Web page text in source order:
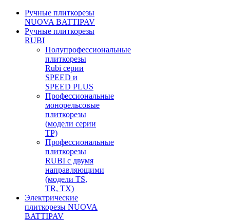
Ручные плиткорезы
NUOVA BATTIPAV
Ручные плиткорезы
RUBI
Полупрофессиональные
плиткорезы
Rubi серии
SPEED и
SPEED PLUS
Профессиональные
монорельсовые
плиткорезы
(модели серии
TP)
Профессиональные
плиткорезы
RUBI с двумя
направляющими
(модели TS,
TR, TX)
Электрические
плиткорезы NUOVA
BATTIPAV